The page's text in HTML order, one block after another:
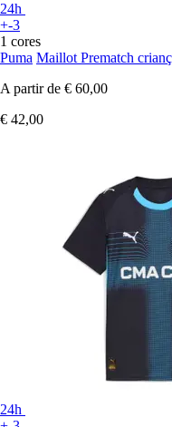
24h
+-3
1 cores
Puma Maillot Prematch
A partir de € 60,00
€ 42,00
24h